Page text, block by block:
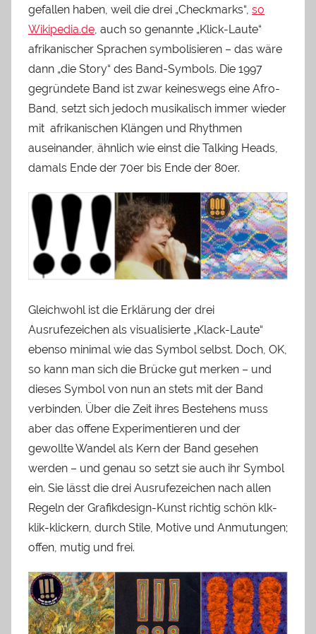
gefallen haben, weil die drei „Checkmarks“, so
Wikipedia.de, auch so genannte „Klick-Laute“
afrikanischer Sprachen symbolisieren – das wäre
dann „die Story“ des Band-Symbols. Die 1997
gegründete Band ist zwar keineswegs eine Afro-
Band, setzt sich jedoch musikalisch immer wieder
mit afrikanischen Klängen und Rhythmen
auseinander, ähnlich wie einst die Talking Heads,
damals Ende der 70er bis Ende der 80er.
Gleichwohl ist die Erklärung der drei
Ausrufezeichen als visualisierte „Klack-Laute“
ebenso minimal wie das Symbol selbst. Doch, OK,
so kann man sich die Brücke gut merken – und
dieses Symbol von nun an stets mit der Band
verbinden. Über die Zeit ihres Bestehens muss
aber das offene Experimentieren und der
gewollte Wandel als Kern der Band gesehen
werden – und genau so setzt sie auch ihr Symbol
ein. Sie lässt die drei Ausrufezeichen nach allen
Regeln der Grafikdesign-Kunst richtig schön klk-
klik-klickern, durch Stile, Motive und Anmutungen;
offen, mutig und frei.